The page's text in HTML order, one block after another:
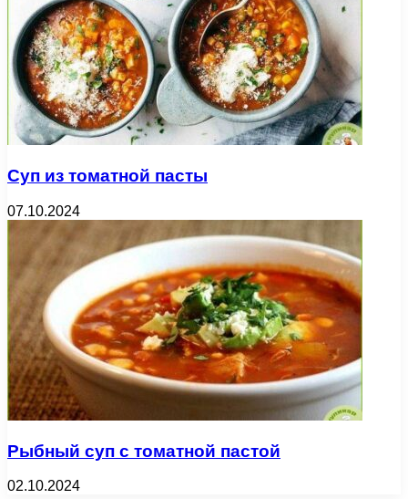
Суп из томатной пасты
07.10.2024
Рыбный суп с томатной пастой
02.10.2024